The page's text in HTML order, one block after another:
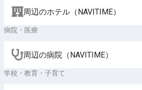
周辺のホテル（NAVITIME）
病院・医療
周辺の病院（NAVITIME）
学校・教育・子育て